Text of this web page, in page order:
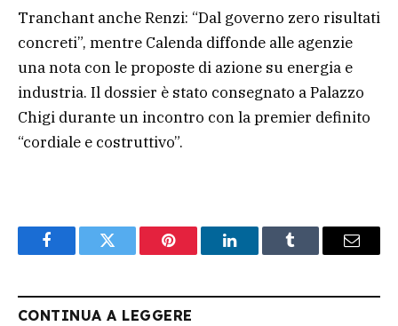
Tranchant anche Renzi: “Dal governo zero risultati
concreti”, mentre Calenda diffonde alle agenzie
una nota con le proposte di azione su energia e
industria. Il dossier è stato consegnato a Palazzo
Chigi durante un incontro con la premier definito
“cordiale e costruttivo”.
FacebookTwitter Pinterest LinkedInTumblr Email
CONTINUA A LEGGERE